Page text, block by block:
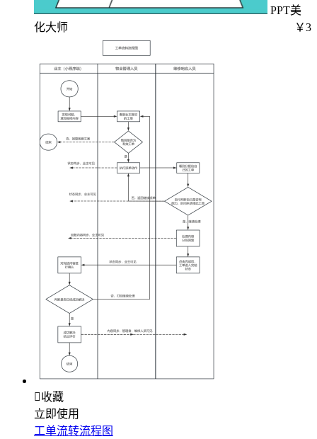
PPT美
化大师
￥3
收藏
立即使用
工单流转流程图